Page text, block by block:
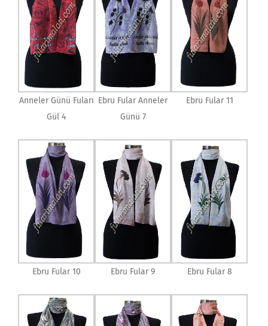
Anneler Günü Fuları
Gül 4
Ebru Fular Anneler
Günü 7
Ebru Fular 11
Ebru Fular 10 Ebru Fular 9 Ebru Fular 8